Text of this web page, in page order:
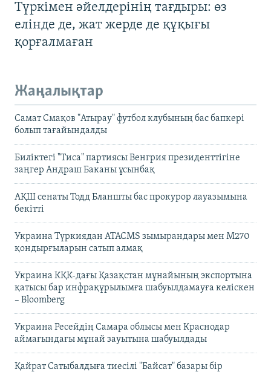
Түркімен әйелдерінің тағдыры: өз
елінде де, жат жерде де құқығы
қорғалмаған
Жаңалықтар
Самат Смақов "Атырау" футбол клубының бас бапкері
болып тағайындалды
Биліктегі "Тиса" партиясы Венгрия президенттігіне
заңгер Андраш Баканы ұсынбақ
АҚШ сенаты Тодд Бланшты бас прокурор лауазымына
бекітті
Украина Түркиядан ATACMS зымырандары мен M270
қондырғыларын сатып алмақ
Украина КҚК-дағы Қазақстан мұнайының экспортына
қатысы бар инфрақұрылымға шабуылдамауға келіскен
– Bloomberg
Украина Ресейдің Самара облысы мен Краснодар
аймағындағы мұнай зауытына шабуылдады
Қайрат Сатыбалдыға тиесілі "Байсат" базары бір